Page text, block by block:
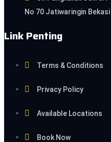
No 70 Jatiwaringin Bekasi
Link Penting
Terms & Conditions
Privacy Policy
Available Locations
Book Now